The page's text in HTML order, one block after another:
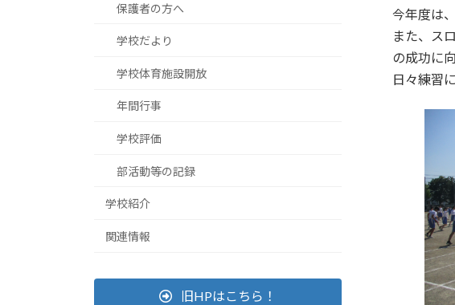
今年度は
また、ス
の成功に
日々練習
保護者の方へ
学校だより
学校体育施設開放
年間行事
学校評価
部活動等の記録
学校紹介
関連情報
旧HPはこちら！